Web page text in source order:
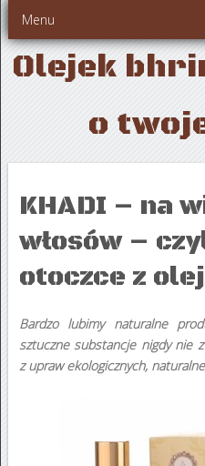
Menu
Olejek
o
KHADI – na
włosów –
otoczce z
Bardzo lubimy naturalne
sztuczne substancje nigdy nie
z upraw ekologicznych,